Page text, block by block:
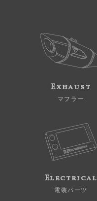
Exhaust
マフラー
Electrical
電装パーツ